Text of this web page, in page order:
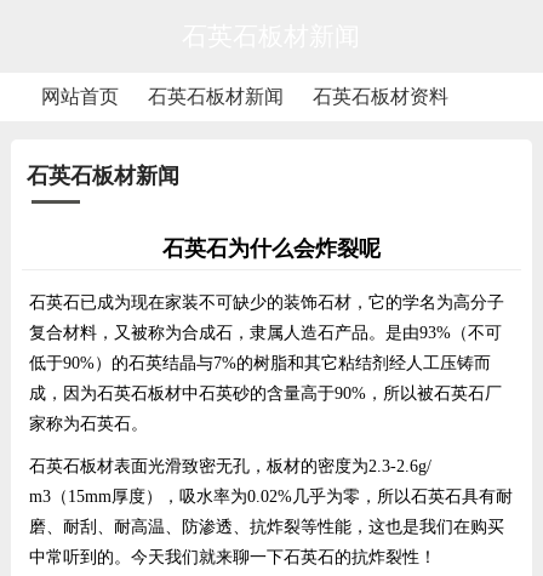
网站首页 石英石板材新闻 石英石板材资料
石英石板材新闻
石英石为什么会炸裂呢
石英石已成为现在家装不可缺少的装饰石材，它的学名为高分子
复合材料，又被称为合成石，隶属人造石产品。是由93%（不可
低于90%）的石英结晶与7%的树脂和其它粘结剂经人工压铸而
成，因为石英石板材中石英砂的含量高于90%，所以被石英石厂
家称为石英石。
石英石板材表面光滑致密无孔，板材的密度为2.3-2.6g/
m3（15mm厚度），吸水率为0.02%几乎为零，所以石英石具有耐
磨、耐刮、耐高温、防渗透、抗炸裂等性能，这也是我们在购买
中常听到的。今天我们就来聊一下石英石的抗炸裂性！